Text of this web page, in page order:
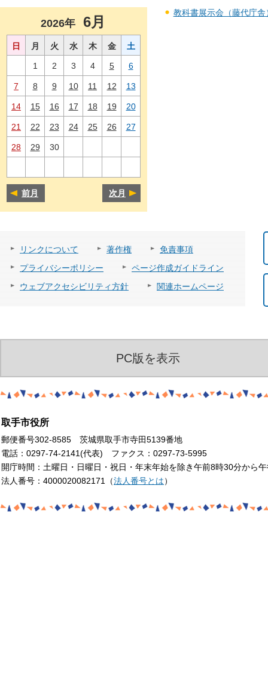
2026年 6月
日 月 火 水 木 金 土
1 2 3 4 5 6
7 8 9 10 11 12 13
14 15 16 17 18 19 20
21 22 23 24 25 26 27
28 29 30
前月 次月
教科書展示会（藤代庁
リンクについて 著作権
免責事項
プライバシーポリシー
ページ作成ガイドライン
ウェブアクセシビリティ方針
関連ホームページ
PC版を表示
取手市役所
郵便番号302-8585 茨城県取手市寺田5139番地
電話：0297-74-2141(代表) ファクス：0297-73-5995
開庁時間：土曜日・日曜日・祝日・年末年始を除き午前8時30分から
法人番号：4000020082171（法人番号とは）